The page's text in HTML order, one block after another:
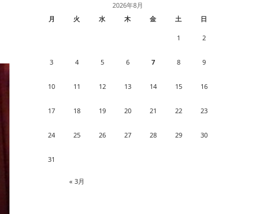
2026年8月
月
火 水 木 金 土 日
« 3月
1 2
3 4 5 6 7 8 9
10 11 12 13 14 15 16
17 18 19 20 21 22 23
24 25 26 27 28 29 30
31